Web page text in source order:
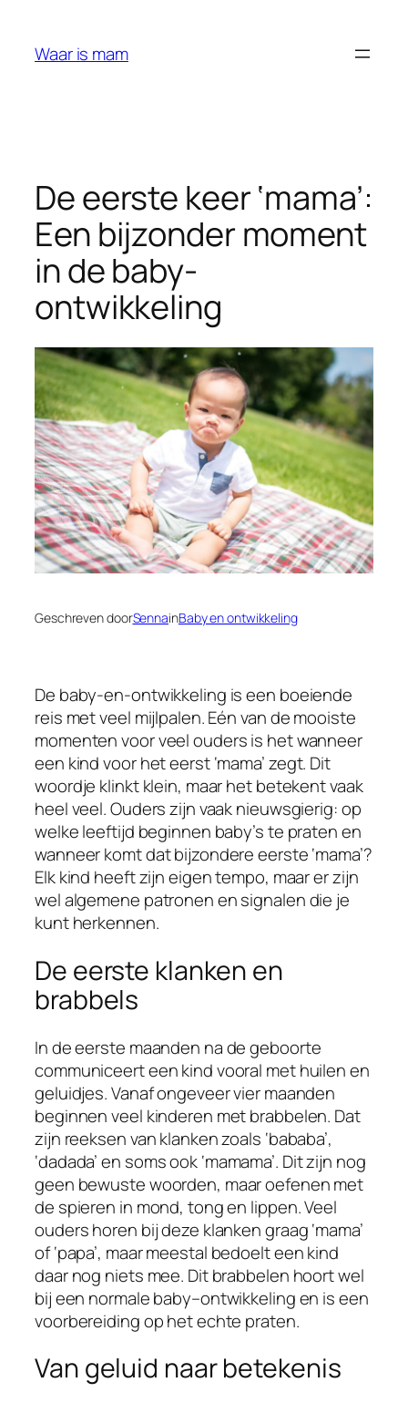
Waar is mam
De eerste keer ‘mama’:
Een bijzonder moment
in de baby-
ontwikkeling
Geschreven doorSennainBaby en ontwikkeling
De baby-en-ontwikkeling is een boeiende
reis met veel mijlpalen. Eén van de mooiste
momenten voor veel ouders is het wanneer
een kind voor het eerst ‘mama’ zegt. Dit
woordje klinkt klein, maar het betekent vaak
heel veel. Ouders zijn vaak nieuwsgierig: op
welke leeftijd beginnen baby’s te praten en
wanneer komt dat bijzondere eerste ‘mama’?
Elk kind heeft zijn eigen tempo, maar er zijn
wel algemene patronen en signalen die je
kunt herkennen.
De eerste klanken en
brabbels
In de eerste maanden na de geboorte
communiceert een kind vooral met huilen en
geluidjes. Vanaf ongeveer vier maanden
beginnen veel kinderen met brabbelen. Dat
zijn reeksen van klanken zoals ‘bababa’,
‘dadada’ en soms ook ‘mamama’. Dit zijn nog
geen bewuste woorden, maar oefenen met
de spieren in mond, tong en lippen. Veel
ouders horen bij deze klanken graag ‘mama’
of ‘papa’, maar meestal bedoelt een kind
daar nog niets mee. Dit brabbelen hoort wel
bij een normale baby–ontwikkeling en is een
voorbereiding op het echte praten.
Van geluid naar betekenis